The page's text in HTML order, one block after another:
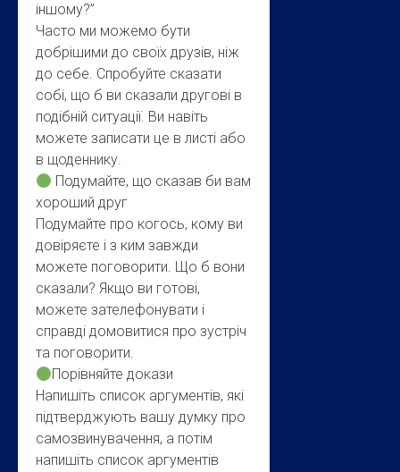
іншому?”
Часто ми можемо бути
добрішими до своїх друзів, ніж
до себе. Спробуйте сказати
собі, що б ви сказали другові в
подібній ситуації. Ви навіть
можете записати це в листі або
в щоденнику.
Подумайте, що сказав би вам
хороший друг
Подумайте про когось, кому ви
довіряєте і з ким завжди
можете поговорити. Що б вони
сказали? Якщо ви готові,
можете зателефонувати і
справді домовитися про зустріч
та поговорити.
Порівняйте докази
Напишіть список аргументів, які
підтверджують вашу думку про
самозвинувачення, а потім
напишіть список аргументів